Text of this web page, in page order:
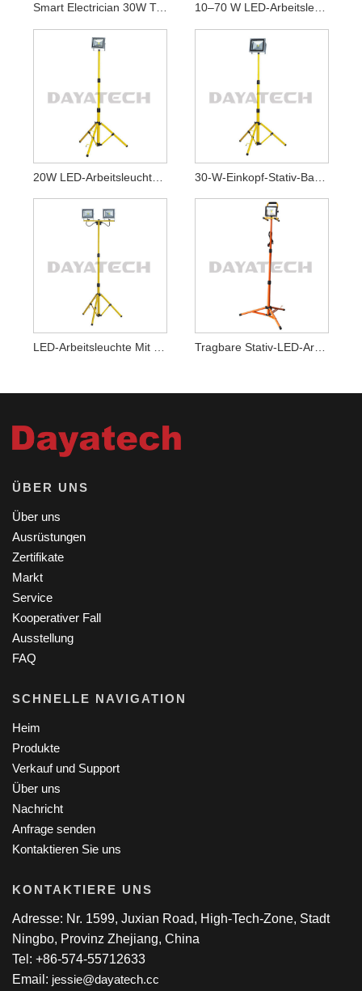
Smart Electrician 30W Tragbares Stativ-LED-Arbeitslicht
20W LED-Arbeitsleuchte Mit Gelbem Stativ
ÜBER UNS
Über uns
Ausrüstungen
Zertifikate
Markt
Service
Kooperativer Fall
Ausstellung
FAQ
SCHNELLE NAVIGATION
Heim
Produkte
Verkauf und Support
Über uns
Nachricht
Anfrage senden
Kontaktieren Sie uns
KONTAKTIERE UNS
Adresse: Nr. 1599, Juxian Road, High-Tech-Zone, Stadt
Ningbo, Provinz Zhejiang, China
Tel: +86-574-55712633
Email: jessie@dayatech.cc